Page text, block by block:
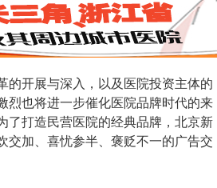
开展与深入，以及医院投资主体的
烈也将进一步催化医院品牌时代的来
了打造民营医院的经典品牌，北京新
交加、喜忧参半、褒贬不一的广告交